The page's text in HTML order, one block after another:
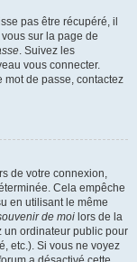
pas être récupéré, il
sur la page de
. Suivez les
vous connecter.
de passe, contactez
de votre connexion,
Cela empêche
en utilisant le même
de moi lors de la
un ordinateur public pour
etc.). Si vous ne voyez